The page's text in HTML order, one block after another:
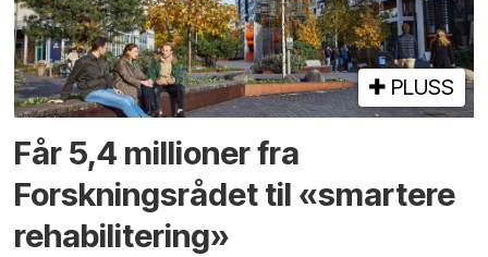
PLUSS
Får 5,4 millioner fra
Forskningsrådet til «smartere
rehabilitering»